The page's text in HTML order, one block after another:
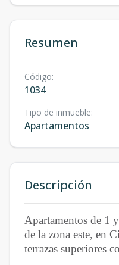
Resumen
Código:
1034
Tipo de inmueble:
Apartamentos
Descripción
Apartamentos de 1
de la zona este, en
terrazas superiores